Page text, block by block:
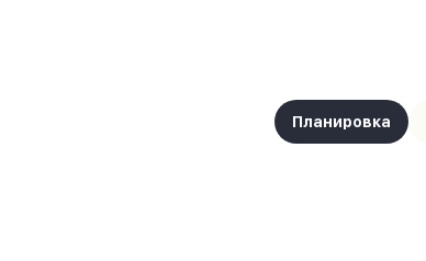
Планировка